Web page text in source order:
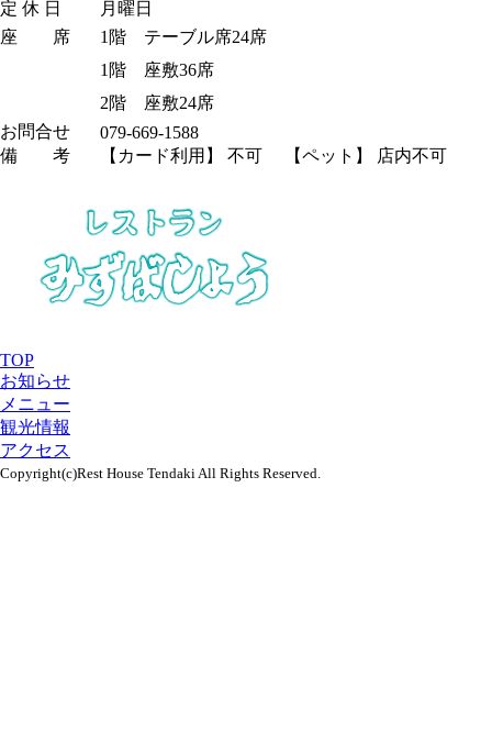
定 休 日
月曜日
座 席
1階 テーブル席24席
1階 座敷36席
2階 座敷24席
お問合せ
079-669-1588
備 考
【カード利用】 不可 【ペット】 店内不可
TOP
お知らせ
メニュー
観光情報
アクセス
Copyright(c)Rest House Tendaki All Rights Reserved.